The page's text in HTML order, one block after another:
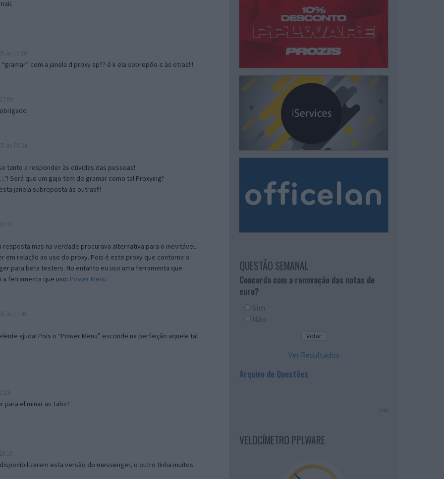
com a janela d proxy sp?? é k ela sobrepõe-s às otras!!!
tanto a responder às dúvidas das pessoas!
Será que um gajo tem de gramar como tal Proxying?
janela subreposta às outras!!!
mas na verdade procurava alternativa para o inevitável.
em relação ao uso do proxy. Pois é este proxy que contorna o
para beta testers. No entanto eu uso uma ferramenta que
ferramenta que uso: Power Menu
ajuda! Pois o “Power Menu” esconde na perfeição aquele tal
para eliminar as Tabs?
esta versão do messenger, o outro tinha muitos
QUESTÃO SEMANAL
Concorda com a renovação das notas de
euro?
Sim
Não
Ver Resultados
Arquivo de Questões
PUB
VELOCÍMETRO PPLWARE